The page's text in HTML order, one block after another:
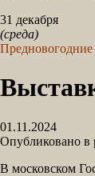
31 декабря
(среда)
01.11.2024
Опубликовано в
В московском